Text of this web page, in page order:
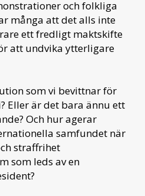
och folkliga
många att det alls inte
ett fredligt maktskifte
att undvika ytterligare
som vi bevittnar för
Eller är det bara ännu ett
Och hur agerar
samfundet när
straffrihet
som leds av en